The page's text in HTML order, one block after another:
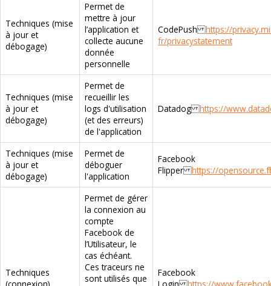
Techniques (mise
à jour et
débogage)
Permet de
mettre à jour
l’application et
collecte aucune
donnée
personnelle
CodePushhttps://
fr/privacystatement
Techniques (mise
à jour et
débogage)
Permet de
recueillir les
logs d'utilisation
(et des erreurs)
de l'application
Datadoghttps://
Techniques (mise
à jour et
débogage)
Permet de
déboguer
l'application
Facebook
Flipperhttps://
Techniques
Permet de gérer
la connexion au
compte
Facebook de
l’Utilisateur, le
cas échéant.
Ces traceurs ne
sont utilisés que
Facebook